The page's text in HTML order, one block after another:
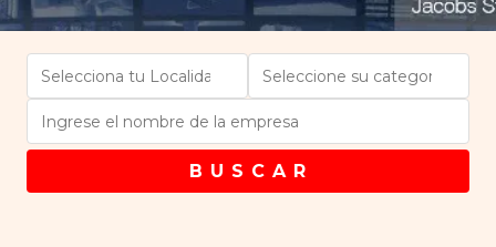
B U S C A R